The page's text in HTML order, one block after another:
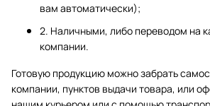
вам автоматически);
2. Наличными, либо переводом на
компании.
Готовую продукцию можно забрать
компании, пунктов выдачи товара, или